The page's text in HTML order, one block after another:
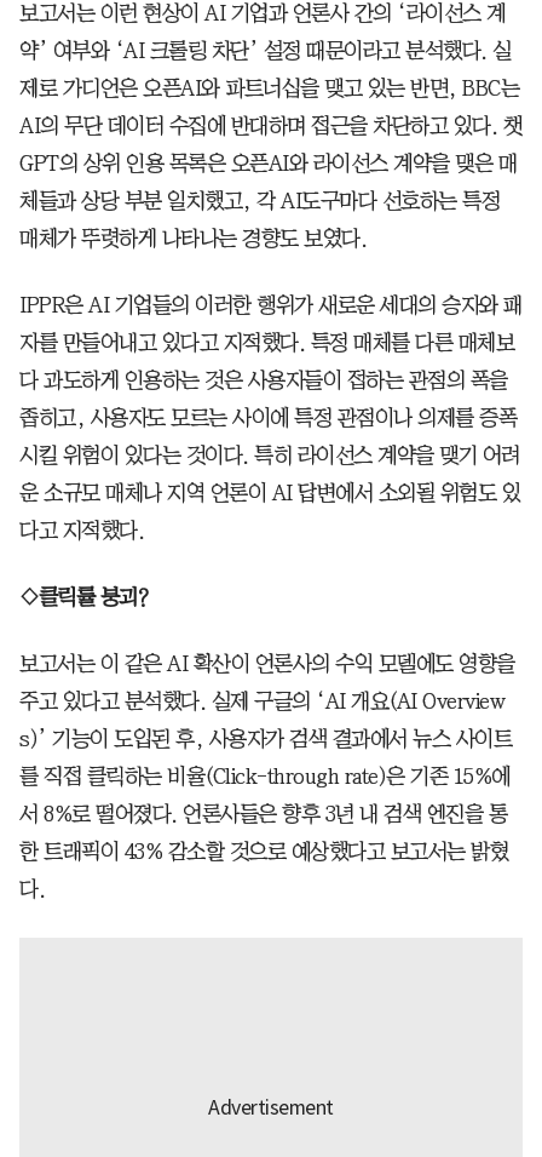
보고서는 이런 현상이 AI 기업과 언론사 간의 ‘라이선스 계
약’ 여부와 ‘AI 크롤링 차단’ 설정 때문이라고 분석했다. 실
제로 가디언은 오픈AI와 파트너십을 맺고 있는 반면, BBC는
AI의 무단 데이터 수집에 반대하며 접근을 차단하고 있다. 챗
GPT의 상위 인용 목록은 오픈AI와 라이선스 계약을 맺은 매
체들과 상당 부분 일치했고, 각 AI도구마다 선호하는 특정
매체가 뚜렷하게 나타나는 경향도 보였다.
IPPR은 AI 기업들의 이러한 행위가 새로운 세대의 승자와 패
자를 만들어내고 있다고 지적했다. 특정 매체를 다른 매체보
다 과도하게 인용하는 것은 사용자들이 접하는 관점의 폭을
좁히고, 사용자도 모르는 사이에 특정 관점이나 의제를 증폭
시킬 위험이 있다는 것이다. 특히 라이선스 계약을 맺기 어려
운 소규모 매체나 지역 언론이 AI 답변에서 소외될 위험도 있
다고 지적했다.
◇클릭률 붕괴?
보고서는 이 같은 AI 확산이 언론사의 수익 모델에도 영향을
주고 있다고 분석했다. 실제 구글의 ‘AI 개요(AI Overview
s)’ 기능이 도입된 후, 사용자가 검색 결과에서 뉴스 사이트
를 직접 클릭하는 비율(Click-through rate)은 기존 15%에
서 8%로 떨어졌다. 언론사들은 향후 3년 내 검색 엔진을 통
한 트래픽이 43% 감소할 것으로 예상했다고 보고서는 밝혔
다.